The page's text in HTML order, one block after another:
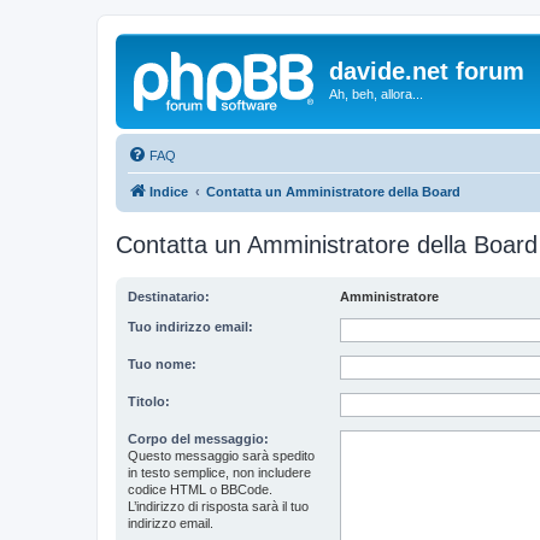
davide.net forum
Ah, beh, allora...
FAQ
Indice Contatta un Amministratore della Board
Contatta un Amministratore della Board
Destinatario: Amministratore
Tuo indirizzo email:
Tuo nome:
Titolo:
Corpo del messaggio:
Questo messaggio sarà spedito
in testo semplice, non includere
codice HTML o BBCode.
L’indirizzo di risposta sarà il tuo
indirizzo email.